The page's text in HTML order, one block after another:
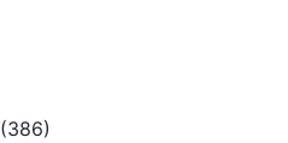
(386)